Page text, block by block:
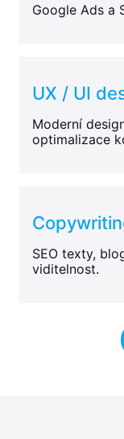
Google Ads a
UX / UI
Moderní
optimalizace
SEO texty,
viditelnost.